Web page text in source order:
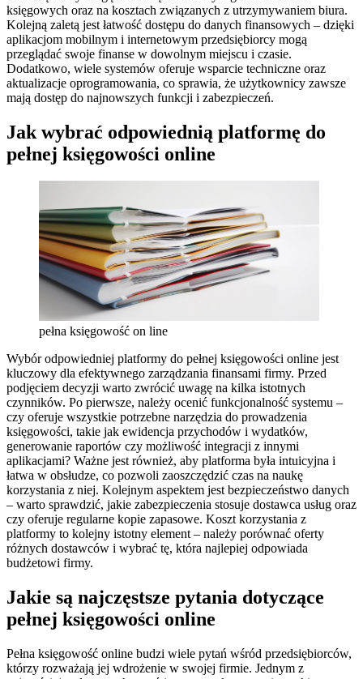
księgowych oraz na kosztach związanych z utrzymywaniem biura.
Kolejną zaletą jest łatwość dostępu do danych finansowych – dzięki
aplikacjom mobilnym i internetowym przedsiębiorcy mogą
przeglądać swoje finanse w dowolnym miejscu i czasie.
Dodatkowo, wiele systemów oferuje wsparcie techniczne oraz
aktualizacje oprogramowania, co sprawia, że użytkownicy zawsze
mają dostęp do najnowszych funkcji i zabezpieczeń.
Jak wybrać odpowiednią platformę do
pełnej księgowości online
pełna księgowość on line
Wybór odpowiedniej platformy do pełnej księgowości online jest
kluczowy dla efektywnego zarządzania finansami firmy. Przed
podjęciem decyzji warto zwrócić uwagę na kilka istotnych
czynników. Po pierwsze, należy ocenić funkcjonalność systemu –
czy oferuje wszystkie potrzebne narzędzia do prowadzenia
księgowości, takie jak ewidencja przychodów i wydatków,
generowanie raportów czy możliwość integracji z innymi
aplikacjami? Ważne jest również, aby platforma była intuicyjna i
łatwa w obsłudze, co pozwoli zaoszczędzić czas na naukę
korzystania z niej. Kolejnym aspektem jest bezpieczeństwo danych
– warto sprawdzić, jakie zabezpieczenia stosuje dostawca usług oraz
czy oferuje regularne kopie zapasowe. Koszt korzystania z
platformy to kolejny istotny element – należy porównać oferty
różnych dostawców i wybrać tę, która najlepiej odpowiada
budżetowi firmy.
Jakie są najczęstsze pytania dotyczące
pełnej księgowości online
Pełna księgowość online budzi wiele pytań wśród przedsiębiorców,
którzy rozważają jej wdrożenie w swojej firmie. Jednym z